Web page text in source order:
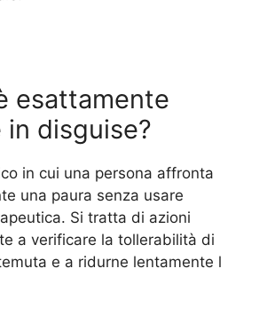
esattamente
disguise?
in cui una persona affronta
una paura senza usare
Si tratta di azioni
a verificare la tollerabilità di
e a ridurne lentamente l